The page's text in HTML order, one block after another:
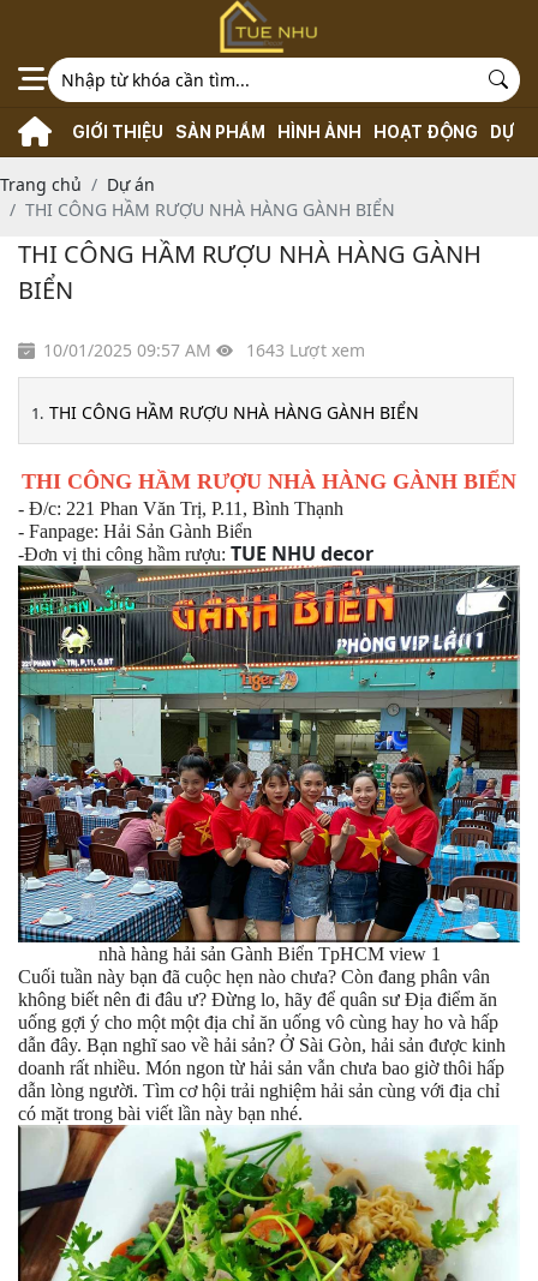
GIỚI THIỆU SẢN PHẨM HÌNH ẢNH HOẠT ĐỘNG DỰ
Trang chủ
Dự án
THI CÔNG HẦM RƯỢU NHÀ HÀNG GÀNH BIỂN
THI CÔNG HẦM RƯỢU NHÀ HÀNG GÀNH
BIỂN
10/01/2025 09:57 AM 1643 Lượt xem
THI CÔNG HẦM RƯỢU NHÀ HÀNG GÀNH BIỂN
THI CÔNG HẦM RƯỢU NHÀ HÀNG GÀNH BIỂN
- Đ/c: 221 Phan Văn Trị, P.11, Bình Thạnh
- Fanpage: Hải Sản Gành Biển
-Đơn vị thi công hầm rượu: TUE NHU decor
nhà hàng hải sản Gành Biển TpHCM view 1
Cuối tuần này bạn đã cuộc hẹn nào chưa? Còn đang phân vân
không biết nên đi đâu ư? Đừng lo, hãy để quân sư Địa điểm ăn
uống gợi ý cho một một địa chỉ ăn uống vô cùng hay ho và hấp
dẫn đây. Bạn nghĩ sao về hải sản? Ở Sài Gòn, hải sản được kinh
doanh rất nhiều. Món ngon từ hải sản vẫn chưa bao giờ thôi hấp
dẫn lòng người. Tìm cơ hội trải nghiệm hải sản cùng với địa chỉ
có mặt trong bài viết lần này bạn nhé.